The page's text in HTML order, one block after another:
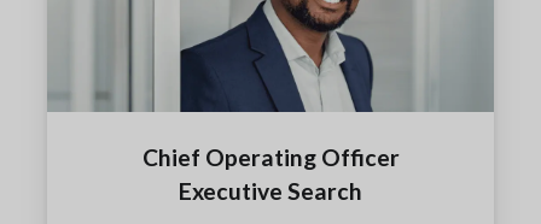
Chief Operating Officer
Executive Search